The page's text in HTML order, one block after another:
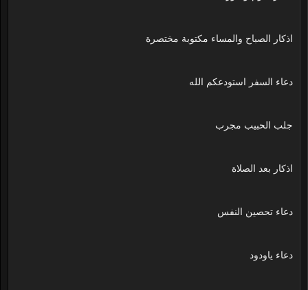
اذكار الصباح والمساء مكتوبة مختصرة
دعاء السفر استودعكم الله
جلب الحبيب مجرب
اذكار بعد الصلاة
دعاء تحصين النفس
دعاء ياودود